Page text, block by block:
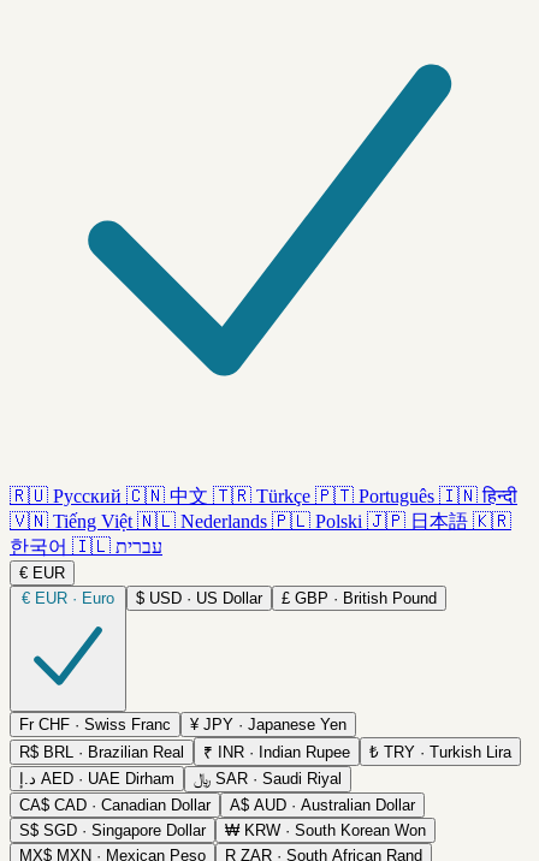
🇷🇺 Русский 🇨🇳 中文 🇹🇷 Türkçe 🇵🇹 Português 🇮🇳 हिन्दी
🇻🇳 Tiếng Việt 🇳🇱 Nederlands 🇵🇱 Polski 🇯🇵 日本語 🇰🇷
한국어 🇮🇱 עברית
€ EUR
€ EUR · Euro $ USD · US Dollar £ GBP · British Pound
Fr CHF · Swiss Franc ¥ JPY · Japanese Yen
R$ BRL · Brazilian Real ₹ INR · Indian Rupee ₺ TRY · Turkish Lira
د.إ AED · UAE Dirham ﷼ SAR · Saudi Riyal
CA$ CAD · Canadian Dollar A$ AUD · Australian Dollar
S$ SGD · Singapore Dollar ₩ KRW · South Korean Won
MX$ MXN · Mexican Peso R ZAR · South African Rand